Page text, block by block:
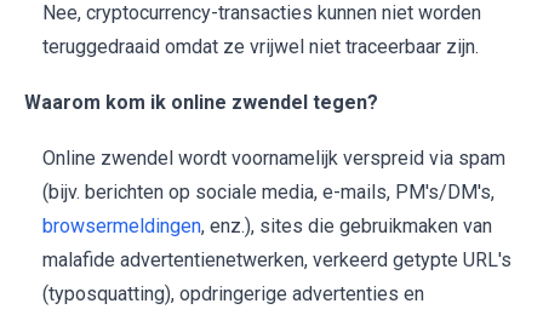
Nee, cryptocurrency-transacties kunnen niet worden
teruggedraaid omdat ze vrijwel niet traceerbaar zijn.
Waarom kom ik online zwendel tegen?
Online zwendel wordt voornamelijk verspreid via spam
(bijv. berichten op sociale media, e-mails, PM's/DM's,
browsermeldingen, enz.), sites die gebruikmaken van
malafide advertentienetwerken, verkeerd getypte URL's
(typosquatting), opdringerige advertenties en